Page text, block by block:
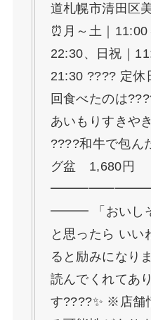
道札幌市清田区
⏰月～土｜
22:30、日祝｜
21:30 ???? 定
回食べたのは
あいもりすきや
????和牛で包ん
グ盆 1,680円
━━━ 「おいしそ
と思ったら いい
ると励みになり
読んでくれてあ
す????✨ ※店舗